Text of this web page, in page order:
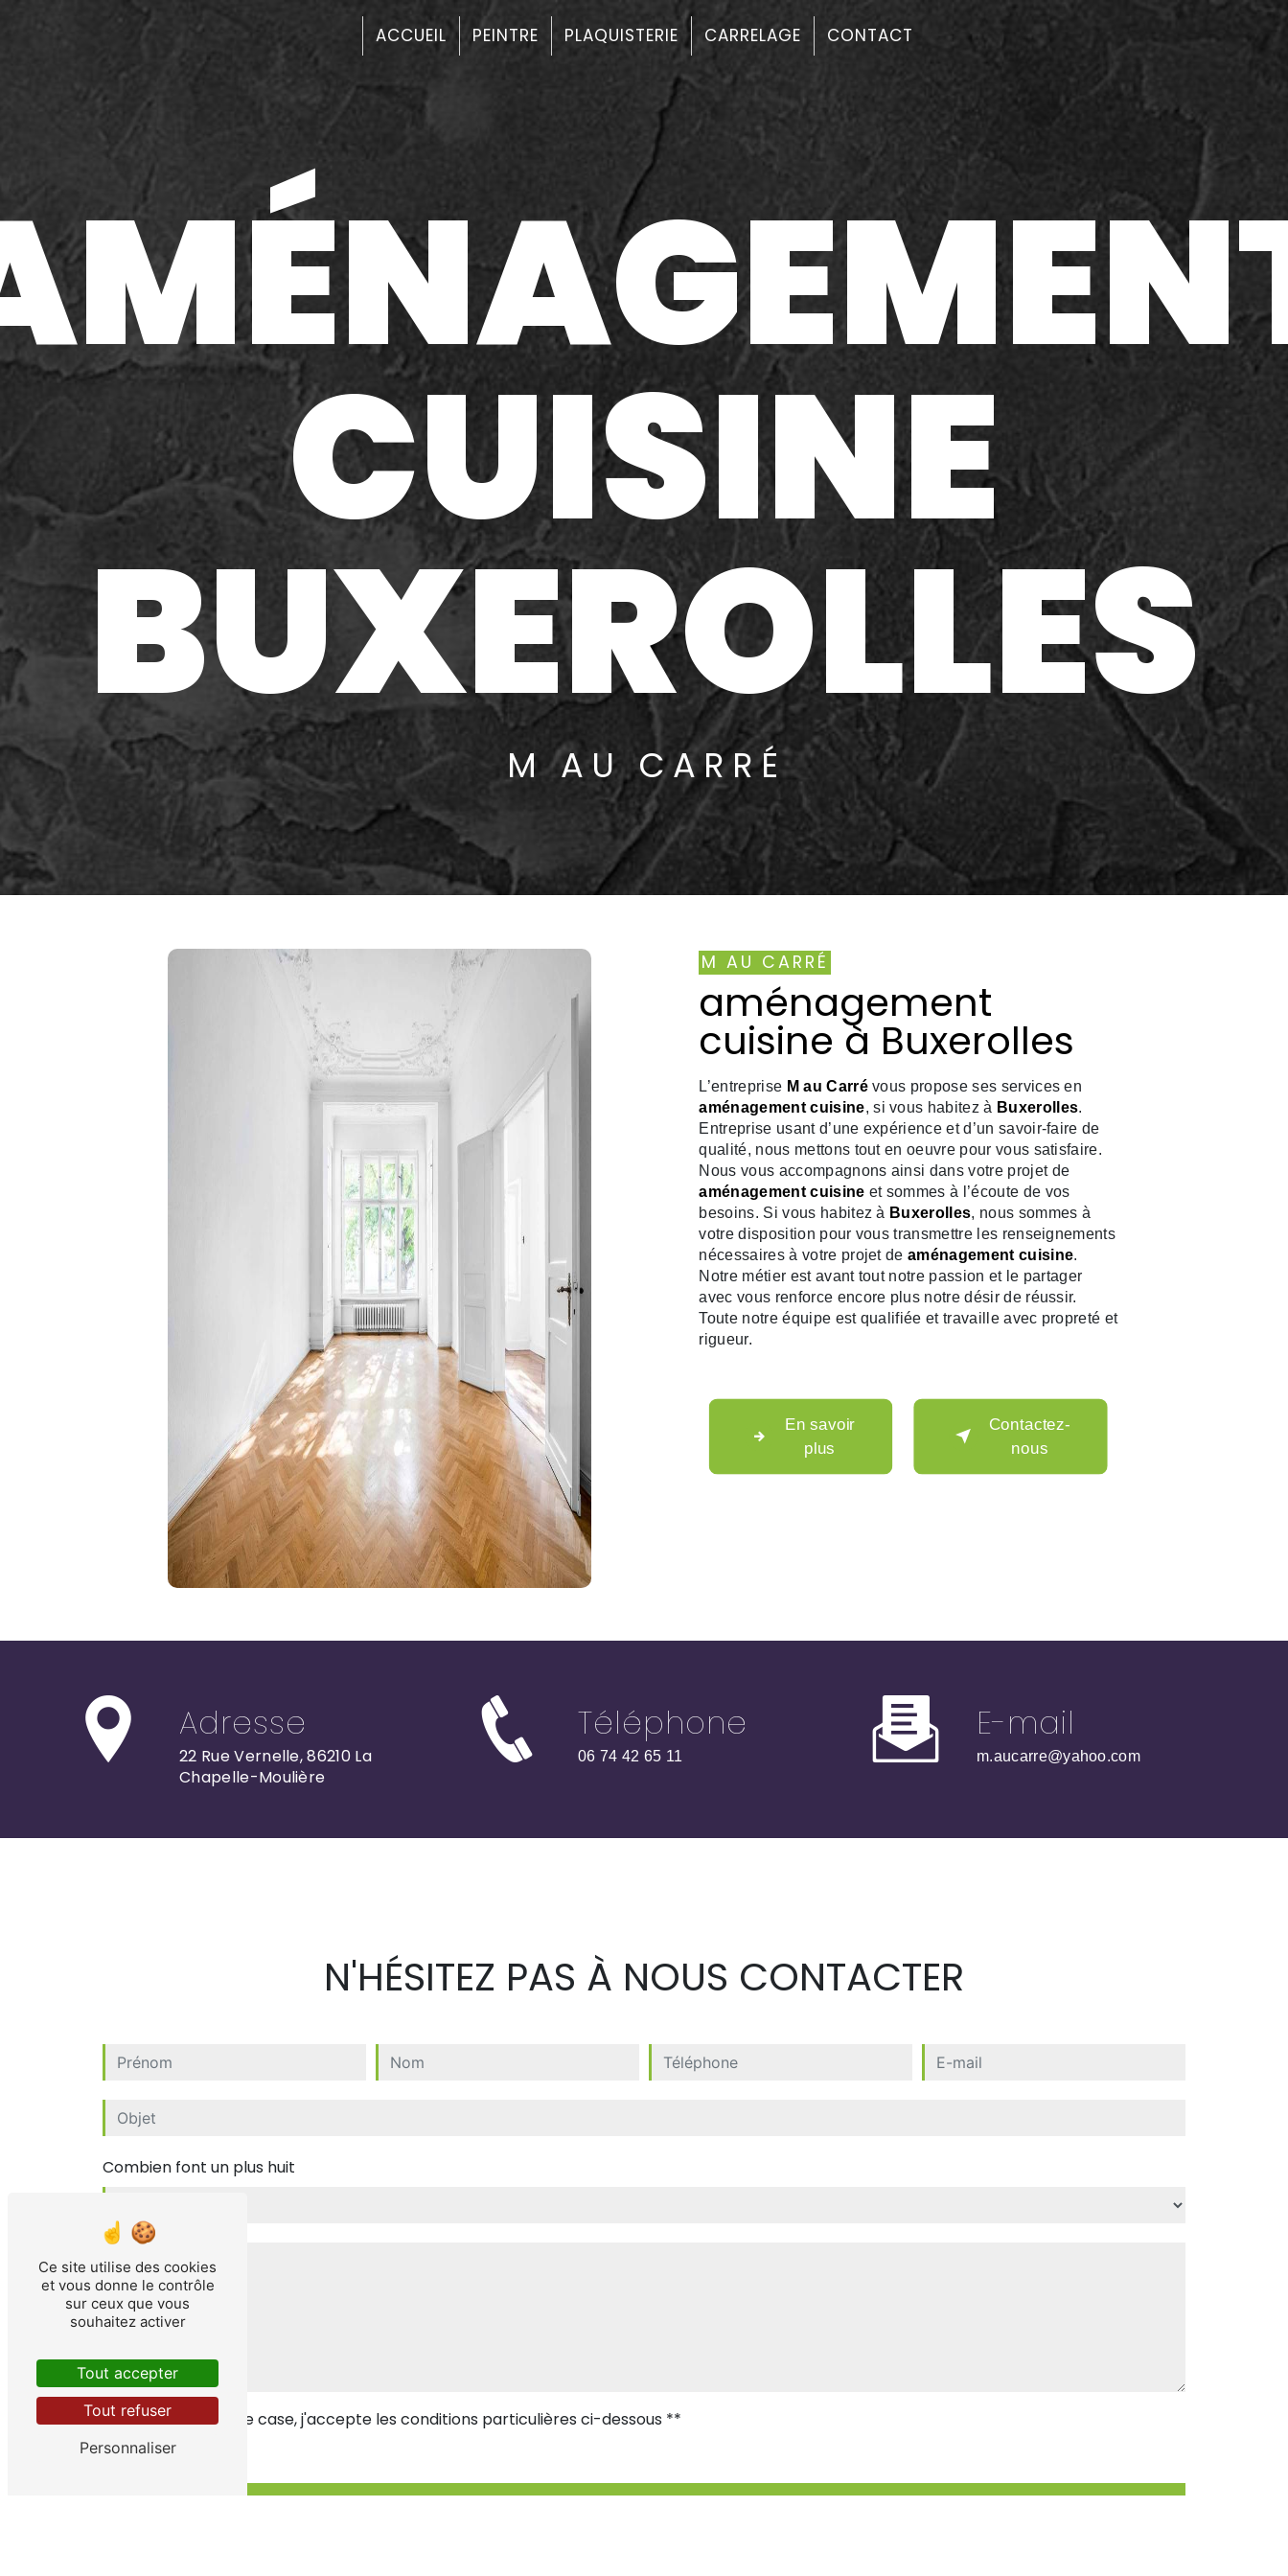
ACCUEIL PEINTRE PLAQUISTERIE CARRELAGE CONTACT
CUISINE
BUXEROLLES
M AU CARRÉ
M AU CARRÉ
aménagement
cuisine à Buxerolles
L’entreprise M au Carrévous propose ses services en
aménagement cuisine, si vous habitez à Buxerolles.
Entreprise usant d’une expérience et d’un savoir-faire de
qualité, nous mettons tout en oeuvre pour vous satisfaire.
Nous vous accompagnons ainsi dans votre projet de
aménagement cuisine et sommes à l’écoute de vos
besoins. Si vous habitez à Buxerolles, nous sommes à
votre disposition pour vous transmettre les renseignements
nécessaires à votre projet deaménagement cuisine.
Notre métier est avant tout notre passion et le partager
avec vous renforce encore plus notre désir de réussir.
Toute notre équipe est qualifiée et travaille avec propreté et
rigueur.
En savoir
plus
Contactez-
nous
Adresse
22 Rue Vernelle, 86210 La
Chapelle-Moulière
Téléphone
06 74 42 65 11
E-mail
m.aucarre@yahoo.com
N'HÉSITEZ PAS À NOUS CONTACTER
Combien font un plus huit
En cochant cette case, j'accepte les conditions particulières ci-dessous **
Panneau de gestion des cookies
Ce site utilise des cookies
et vous donne le contrôle
sur ceux que vous
souhaitez activer
Tout accepter
Tout refuser
Personnaliser